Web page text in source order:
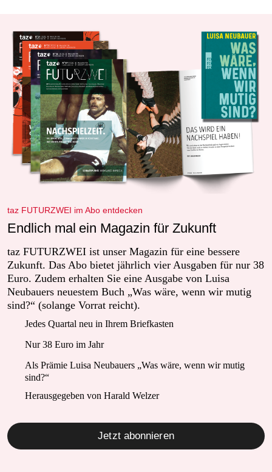
taz FUTURZWEI im Abo entdecken
Endlich mal ein Magazin für Zukunft
taz FUTURZWEI ist unser Magazin für eine bessere
Zukunft. Das Abo bietet jährlich vier Ausgaben für nur 38
Euro. Zudem erhalten Sie eine Ausgabe von Luisa
Neubauers neuestem Buch „Was wäre, wenn wir mutig
sind?“ (solange Vorrat reicht).
Jedes Quartal neu in Ihrem Briefkasten
Nur 38 Euro im Jahr
Als Prämie Luisa Neubauers „Was wäre, wenn wir mutig
sind?“
Herausgegeben von Harald Welzer
Jetzt abonnieren